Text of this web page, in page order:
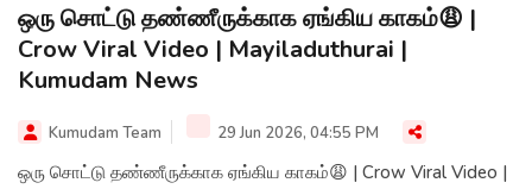
ஒரு சொட்டு தண்ணீருக்காக ஏங்கிய காகம்😩 |
Crow Viral Video | Mayiladuthurai |
Kumudam News
Kumudam Team 29 Jun 2026, 04:55 PM
ஒரு சொட்டு தண்ணீருக்காக ஏங்கிய காகம்😩 | Crow Viral Video |